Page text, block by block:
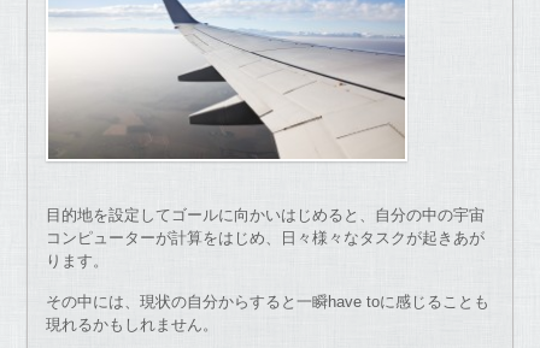
目的地を設定してゴールに向かいはじめると、自分の中の宇宙
コンピューターが計算をはじめ、日々様々なタスクが起きあが
ります。
その中には、現状の自分からすると一瞬have toに感じることも
現れるかもしれません。